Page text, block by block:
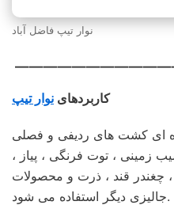
نوار تیپ فاضل‌ آباد
کاربردهای نوار تیپ
ای کشت های ردیفی و فصلی
زمینی ، توت فرنگی ، پیاز ،
، چغندر قند ، ذرت و محصولات
جالیزی دیگر استفاده می شود.